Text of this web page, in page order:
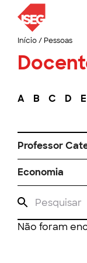
Início/ Pessoas
A B C D E
Professor
Economia
Não foram